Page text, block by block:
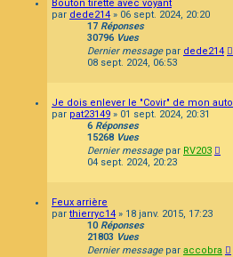
Bouton tirette avec voyant
par dede214 » 06 sept. 2024, 20:20
17 Réponses
30796 Vues
Dernier message par dede214
08 sept. 2024, 06:53
Je dois enlever le "Covir" de mon auto
par pat23149 » 01 sept. 2024, 20:31
6 Réponses
15268 Vues
Dernier message par RV203
04 sept. 2024, 20:23
Feux arrière
par thierryc14 » 18 janv. 2015, 17:23
10Réponses
21803 Vues
Dernier message par accobra